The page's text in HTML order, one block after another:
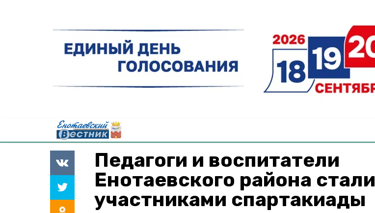
Педагоги и воспитатели
Енотаевского района стали
участниками спартакиады